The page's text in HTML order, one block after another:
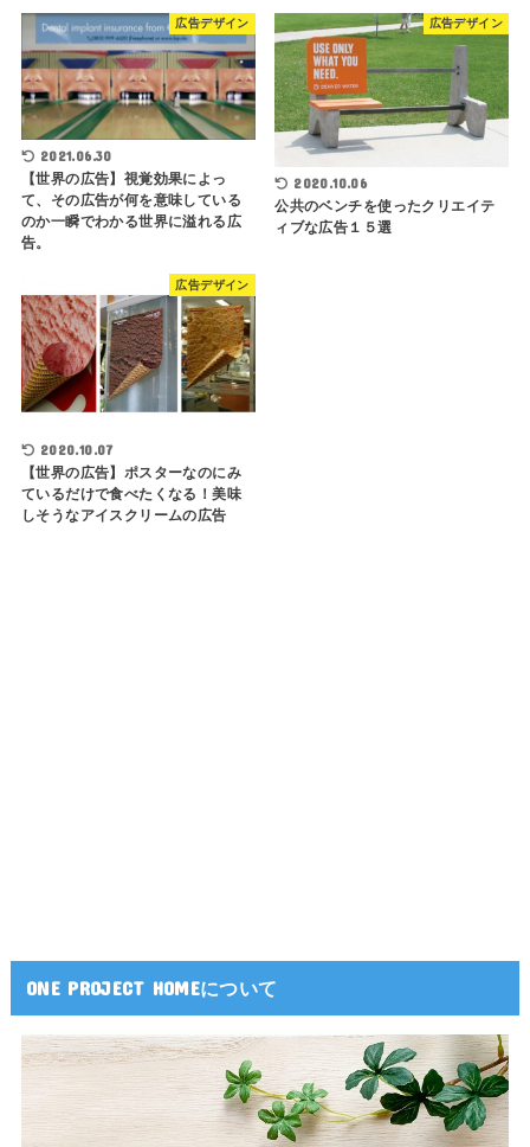
広告デザイン
2021.06.30
【世界の広告】視覚効果によっ
て、その広告が何を意味している
のか一瞬でわかる世界に溢れる広
告。
広告デザイン
2020.10.06
公共のベンチを使ったクリエイテ
ィブな広告１５選
広告デザイン
2020.10.07
【世界の広告】ポスターなのにみ
ているだけで食べたくなる！美味
しそうなアイスクリームの広告
ONE PROJECT HOMEについて